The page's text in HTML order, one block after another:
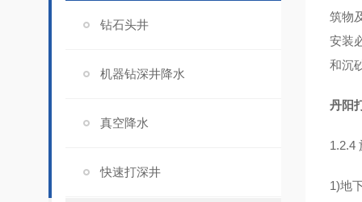
钻石头井
机器钻深井降水
真空降水
快速打深井
筑物
安装
和沉
丹阳
1.2.4
1)地